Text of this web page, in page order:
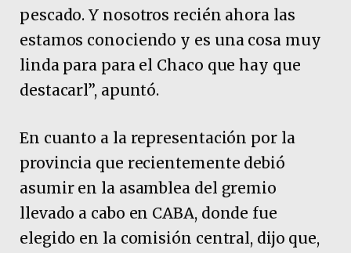
pescado. Y nosotros recién ahora las
estamos conociendo y es una cosa muy
linda para para el Chaco que hay que
destacarl”, apuntó.
En cuanto a la representación por la
provincia que recientemente debió
asumir en la asamblea del gremio
llevado a cabo en CABA, donde fue
elegido en la comisión central, dijo que,